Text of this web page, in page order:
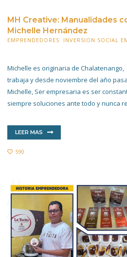
MH Creative: Manualidades
Michelle Hernández
EMPRENDEDORES
INVERSION SOCIAL
Michelle es originaria de
trabaja y desde noviembre del año
Michelle, Ser empresaria es ser
siempre soluciones ante todo y nunca
LEER MAS
590